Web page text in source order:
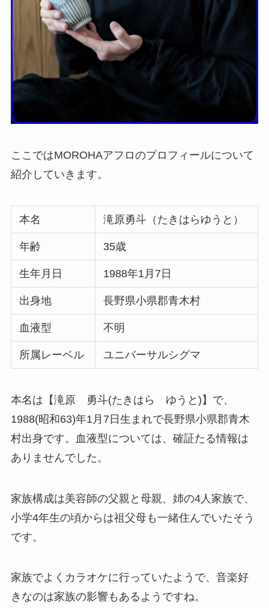
ここではMOROHAアフロのプロフィールについて
紹介していきます。
本名 滝原勇斗（たきはらゆうと）
年齢 35歳
生年月日 1988年1月7日
出身地 長野県小県郡青木村
血液型 不明
所属レーベル ユニバーサルシグマ
本名は【滝原 勇斗(たきはら ゆうと)】で、
1988(昭和63)年1月7日生まれで長野県小県郡青木
村出身です。血液型については、確証たる情報は
ありませんでした。
家族構成は美容師の父親と母親、姉の4人家族で、
小学4年生の頃からは祖父母も一緒住んでいたそう
です。
家族でよくカラオケに行っていたようで、音楽好
きなのは家族の影響もあるようですね。